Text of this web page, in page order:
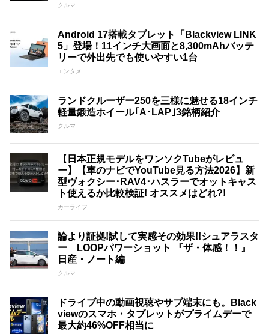
クルマ
Android 17搭載タブレット「Blackview LINK
5」登場！11インチ大画面と8,300mAhバッテ
リーで外出先でも使いやすい1台
エンタメ
ランドクルーザー250を三様に魅せる18インチ
軽量鍛造ホイール｢A･LAP｣3銘柄紹介
クルマ
【日本正規モデルをワンソクTubeがレビュ
ー】【車のナビでYouTube見る方法2026】新
型ヴォクシー･RAV4･ハスラーでオットキャス
ト使えるか比較検証! オススメはどれ?!
カーライフ
論より証拠!試して実感その効果!!シュアラスタ
ー LOOPパワーショット 『ザ・体感！！』
日産・ノート編
クルマ
ドライブ中の動画視聴やサブ端末にも。Black
viewのスマホ・タブレットがプライムデーで
最大約46%OFF相当に